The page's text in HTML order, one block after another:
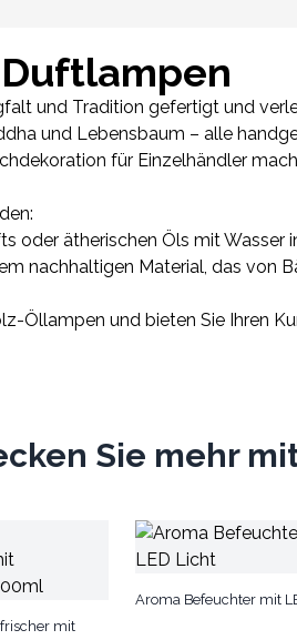
und Tradition gefertigt und
und Lebensbaum – alle
für Einzelhändler
oder ätherischen Öls mit
nachhaltigen Material, das von
Öllampen und bieten Sie Ihren
Sie mehr
mit
Aroma Befeuchter mit